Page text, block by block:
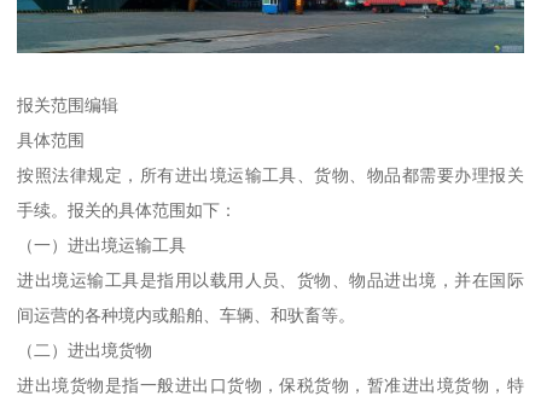
报关范围编辑
具体范围
按照法律规定，所有进出境运输工具、货物、物品都需要办理报关
手续。报关的具体范围如下：
（一）进出境运输工具
进出境运输工具是指用以载用人员、货物、物品进出境，并在国际
间运营的各种境内或船舶、车辆、和驮畜等。
（二）进出境货物
进出境货物是指一般进出口货物，保税货物，暂准进出境货物，特